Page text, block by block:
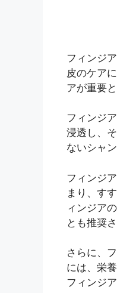
フィンジ
皮のケア
アが重要
フィンジ
浸透し、
ないシャ
フィンジ
まり、す
ィンジア
とも推奨
さらに、
には、栄
フィンジ